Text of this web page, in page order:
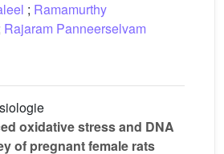
; Ramamurthy
Rajaram Panneerselvam
oxidative stress and DNA
of pregnant female rats